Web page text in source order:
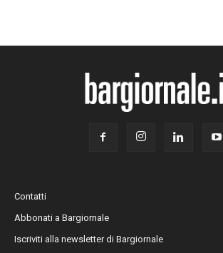
Contatti
Abbonati a Bargiornale
Iscriviti alla newsletter di Bargiornale